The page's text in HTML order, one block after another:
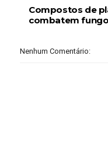
Compostos de
combatem
Nenhum Comentário: